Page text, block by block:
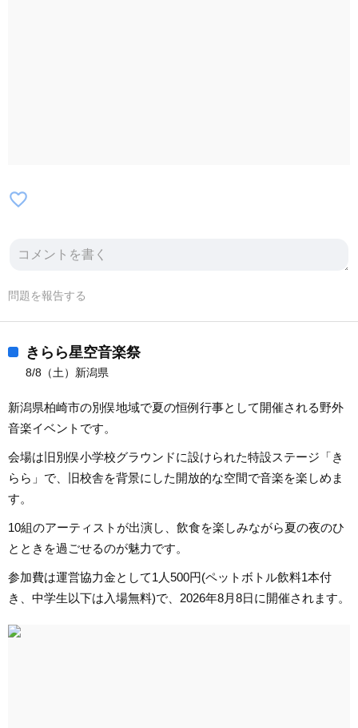
favorite_border
問題を報告する
きらら星空音楽祭
8/8（土）新潟県
新潟県柏崎市の別俣地域で夏の恒例行事として開催される野外
音楽イベントです。
会場は旧別俣小学校グラウンドに設けられた特設ステージ「き
らら」で、旧校舎を背景にした開放的な空間で音楽を楽しめま
す。
10組のアーティストが出演し、飲食を楽しみながら夏の夜のひ
とときを過ごせるのが魅力です。
参加費は運営協力金として1人500円(ペットボトル飲料1本付
き、中学生以下は入場無料)で、2026年8月8日に開催されます。